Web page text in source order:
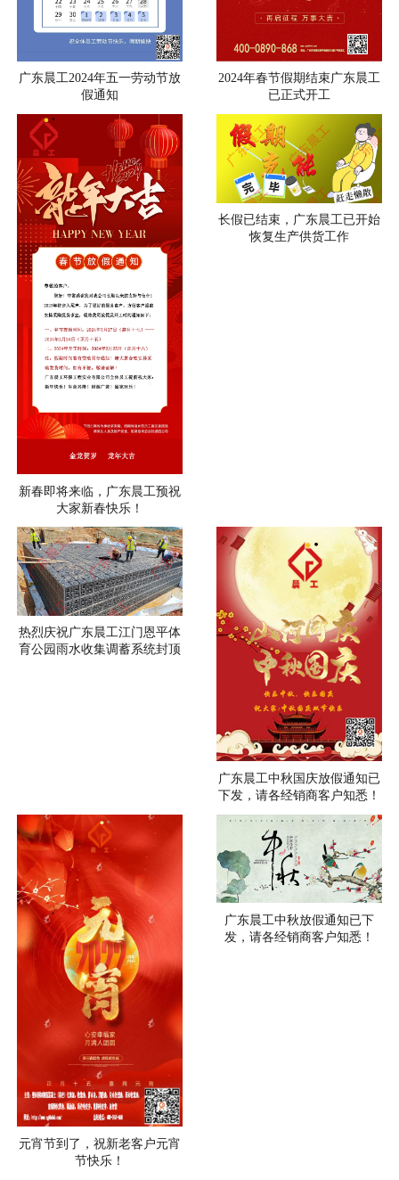
广东晨工2024年五一劳动节放
假通知
2024年春节假期结束广东晨工
已正式开工
新春即将来临，广东晨工预祝
大家新春快乐！
长假已结束，广东晨工已开始
恢复生产供货工作
热烈庆祝广东晨工江门恩平体
育公园雨水收集调蓄系统封顶
广东晨工中秋国庆放假通知已
下发，请各经销商客户知悉！
元宵节到了，祝新老客户元宵
节快乐！
广东晨工中秋放假通知已下
发，请各经销商客户知悉！